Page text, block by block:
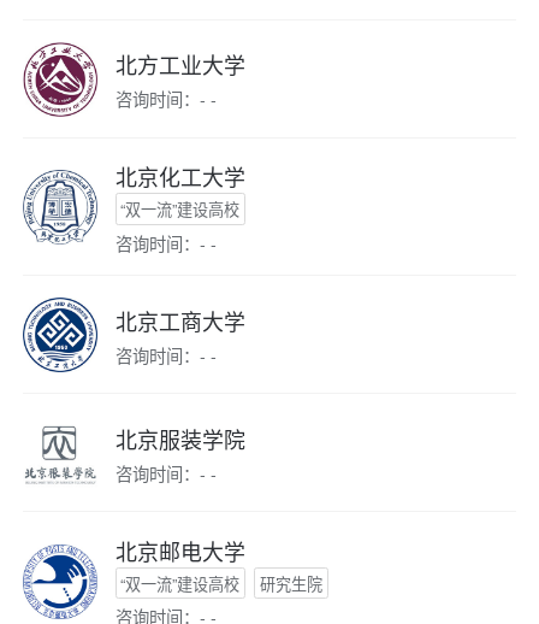
北方工业大学
咨询时间：- -
北京化工大学
“双一流”建设高校
咨询时间：- -
北京工商大学
咨询时间：- -
北京服装学院
咨询时间：- -
北京邮电大学
“双一流”建设高校 研究生院
咨询时间：- -